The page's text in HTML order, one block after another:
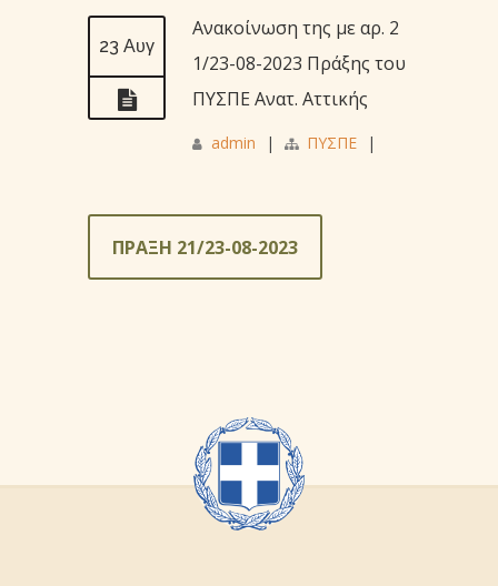
23 Αυγ
Ανακοίνωση της με αρ. 2
1/23-08-2023 Πράξης του
ΠΥΣΠΕ Ανατ. Αττικής
admin | ΠΥΣΠΕ |
ΠΡΑΞΗ 21/23-08-2023